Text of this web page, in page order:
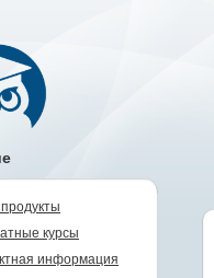
курсы
информация